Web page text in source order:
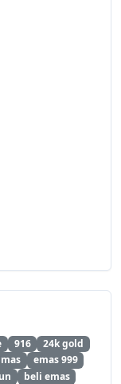
916
24k gold
emas 999
beli emas